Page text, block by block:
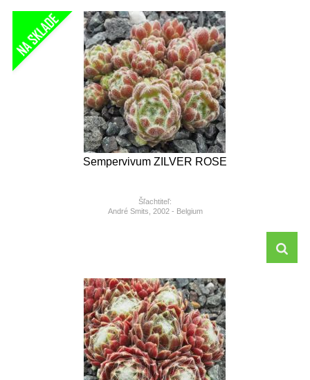
Sempervivum ZILVER ROSE
Šľachtiteľ:
André Smits, 2002 - Belgium